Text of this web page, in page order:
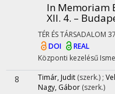
In Memoriam
XII. 4. –
TÉR ÉS TÁRSADALOM 37
DOI
REAL
Központi kezelésű
8 Timár, Judit (szerk.) ;
Nagy, Gábor (szerk.)